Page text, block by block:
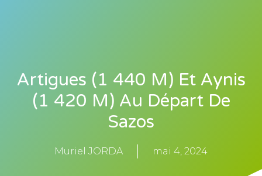
Artigues (1 440 M) Et Aynis
(1 420 M) Au Départ De
Sazos
Muriel JORDA mai 4, 2024